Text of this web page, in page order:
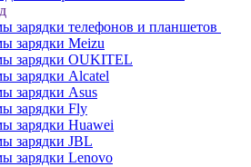
зарядки телефонов и планшетов
зарядки Meizu
зарядки OUKITEL
зарядки Alcatel
зарядки Asus
зарядки Fly
зарядки Huawei
зарядки JBL
зарядки Lenovo